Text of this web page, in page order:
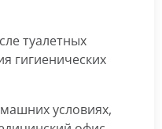
туалетных
гигиенических
условиях,